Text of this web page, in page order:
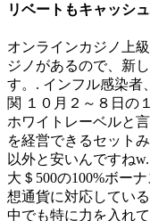
リベートもキャッシ
オンラインカジノ上
ジノがあるので、新
す。. インフル感染者
関 １０月２～８日の
ホワイトレーベルと
を経営できるセット
以外と安いんですね
大＄500の100%ボー
想通貨に対応してい
中でも特に力を入れ